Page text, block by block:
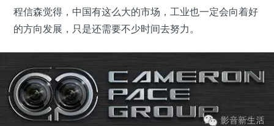
程信森觉得，中国有这么大的市场，工业也一定会向着好
的方向发展，只是还需要不少时间去努力。